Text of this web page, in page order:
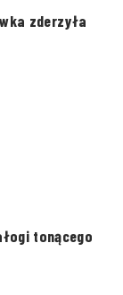
zderzyła
tonącego